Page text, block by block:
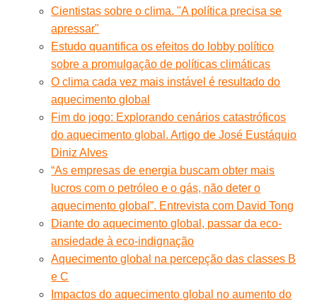
Cientistas sobre o clima. "A política precisa se
apressar"
Estudo quantifica os efeitos do lobby político
sobre a promulgação de políticas climáticas
O clima cada vez mais instável é resultado do
aquecimento global
Fim do jogo: Explorando cenários catastróficos
do aquecimento global. Artigo de José Eustáquio
Diniz Alves
“As empresas de energia buscam obter mais
lucros com o petróleo e o gás, não deter o
aquecimento global”. Entrevista com David Tong
Diante do aquecimento global, passar da eco-
ansiedade à eco-indignação
Aquecimento global na percepção das classes B
e C
Impactos do aquecimento global no aumento do